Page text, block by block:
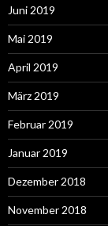
Juni 2019
Mai 2019
April 2019
März 2019
Februar 2019
Januar 2019
Dezember 2018
November 2018